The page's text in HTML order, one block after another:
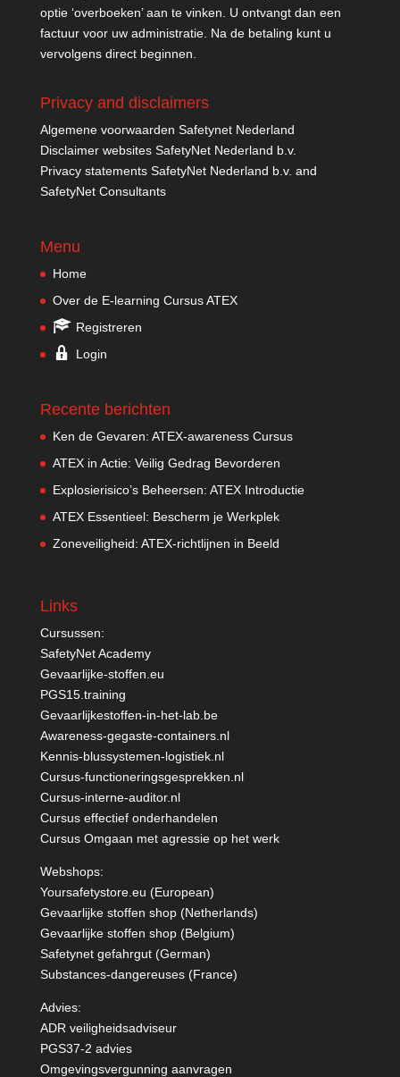
optie ‘overboeken’ aan te vinken. U ontvangt dan een
factuur voor uw administratie. Na de betaling kunt u
vervolgens direct beginnen.
Privacy and disclaimers
Algemene voorwaarden Safetynet Nederland
Disclaimer websites SafetyNet Nederland b.v.
Privacy statements SafetyNet Nederland b.v. and
SafetyNet Consultants
Menu
Home
Over de E-learning Cursus ATEX
Registreren
Login
Recente berichten
Ken de Gevaren: ATEX-awareness Cursus
ATEX in Actie: Veilig Gedrag Bevorderen
Explosierisico’s Beheersen: ATEX Introductie
ATEX Essentieel: Bescherm je Werkplek
Zoneveiligheid: ATEX-richtlijnen in Beeld
Links
Cursussen:
SafetyNet Academy
Gevaarlijke-stoffen.eu
PGS15.training
Gevaarlijkestoffen-in-het-lab.be
Awareness-gegaste-containers.nl
Kennis-blussystemen-logistiek.nl
Cursus-functioneringsgesprekken.nl
Cursus-interne-auditor.nl
Cursus effectief onderhandelen
Cursus Omgaan met agressie op het werk
Webshops:
Yoursafetystore.eu (European)
Gevaarlijke stoffen shop (Netherlands)
Gevaarlijke stoffen shop (Belgium)
Safetynet gefahrgut(German)
Substances-dangereuses(France)
Advies:
ADR veiligheidsadviseur
PGS37-2 advies
Omgevingsvergunning aanvragen